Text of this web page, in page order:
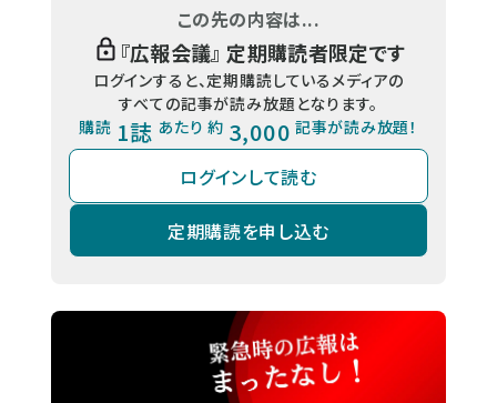
この先の内容は...
『広報会議』 定期購読者限定です
ログインすると、定期購読しているメディアの
すべての記事が読み放題となります。
購読 1誌 あたり 約 3,000 記事が読み放題！
ログインして読む
定期購読を申し込む